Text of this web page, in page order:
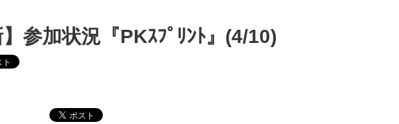
】参加状況『PKｽﾌﾟﾘﾝﾄ』(4/10)